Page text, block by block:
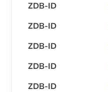
ZDB-ID
ZDB-ID
ZDB-ID
ZDB-ID
ZDB-ID